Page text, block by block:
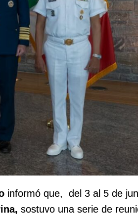
informó que, del 3 al 5 de
sostuvo una serie de